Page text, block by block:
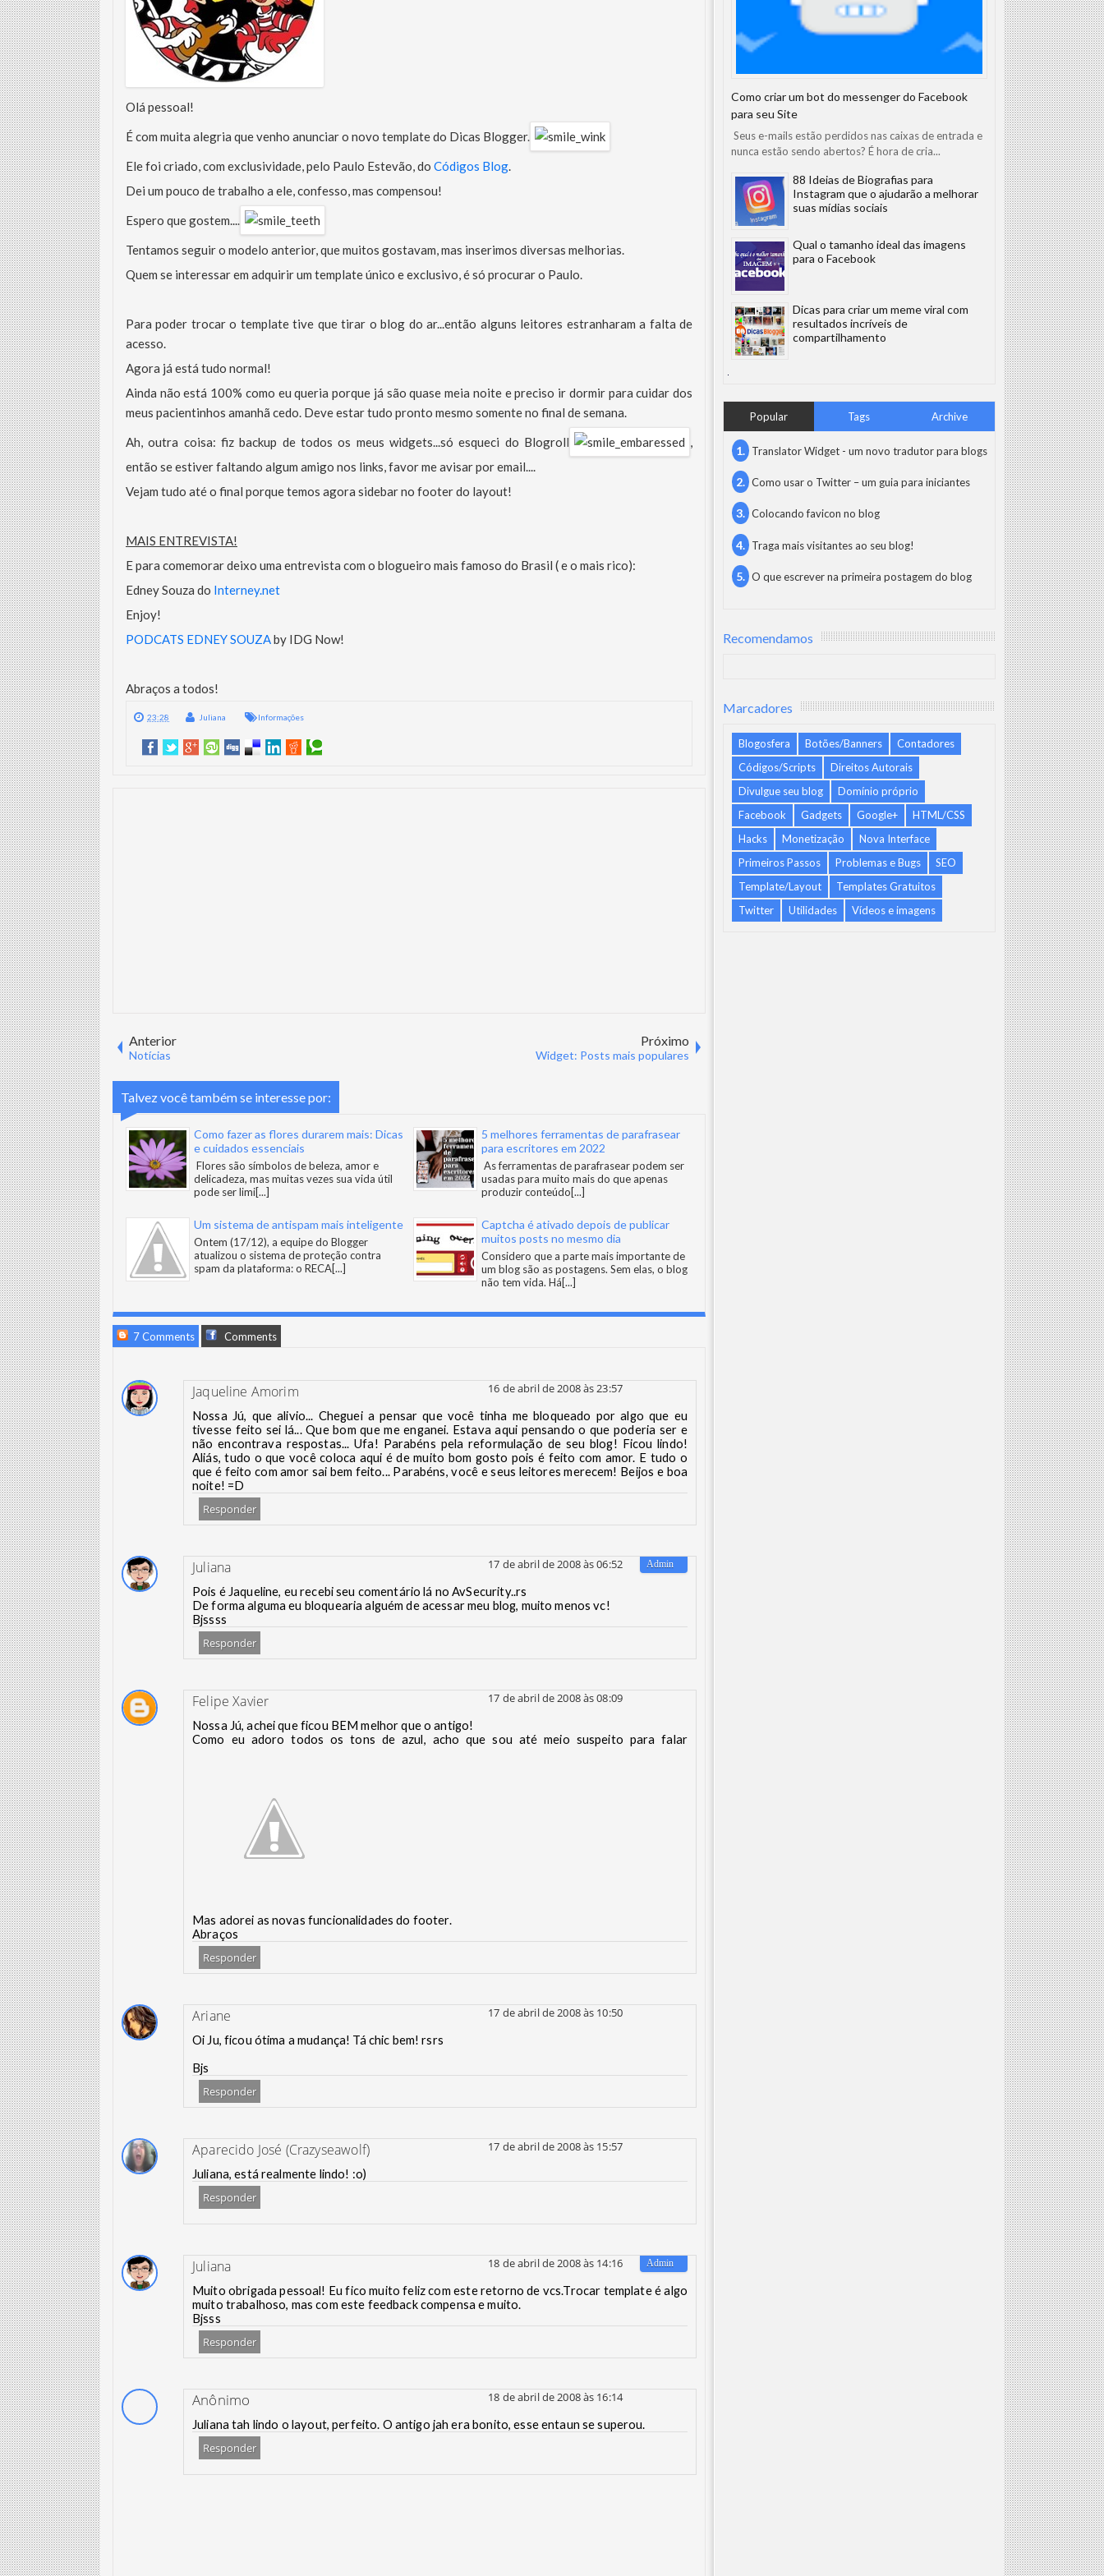
Olá pessoal!
É com muita alegria que venho anunciar o novo template do Dicas Blogger.
Ele foi criado, com exclusividade, pelo Paulo Estevão, do Códigos Blog.
Dei um pouco de trabalho a ele, confesso, mas compensou!
Espero que gostem....
Tentamos seguir o modelo anterior, que muitos gostavam, mas inserimos diversas melhorias.
Quem se interessar em adquirir um template único e exclusivo, é só procurar o Paulo.
Para poder trocar o template tive que tirar o blog do ar...então alguns leitores estranharam a falta de
acesso.
Agora já está tudo normal!
Ainda não está 100% como eu queria porque já são quase meia noite e preciso ir dormir para cuidar dos
meus pacientinhos amanhã cedo. Deve estar tudo pronto mesmo somente no final de semana.
Ah, outra coisa: fiz backup de todos os meus widgets...só esqueci do Blogroll
,
então se estiver faltando algum amigo nos links, favor me avisar por email....
Vejam tudo até o final porque temos agora sidebar no footer do layout!
MAIS ENTREVISTA!
E para comemorar deixo uma entrevista com o blogueiro mais famoso do Brasil ( e o mais rico):
Edney Souza do Interney.net
Enjoy!
PODCATS EDNEY SOUZAby IDG Now!
Abraços a todos!
23:28 Juliana Informações
Anterior
Notícias
Próximo
Widget: Posts mais populares
Talvez você também se interesse por:
Como fazer as flores durarem mais: Dicas
e cuidados essenciais
Flores são símbolos de beleza, amor e
delicadeza, mas muitas vezes sua vida útil
pode ser limi[...]
5 melhores ferramentas de parafrasear
para escritores em 2022
As ferramentas de parafrasear podem ser
usadas para muito mais do que apenas
produzir conteúdo[...]
Um sistema de antispam mais inteligente
Ontem (17/12), a equipe do Blogger
atualizou o sistema de proteção contra
spam da plataforma: o RECA[...]
Captcha é ativado depois de publicar
muitos posts no mesmo dia
Considero que a parte mais importante de
um blog são as postagens. Sem elas, o blog
não tem vida. Há[...]
7 Comments Comments
Jaqueline Amorim 16 de abril de 2008 às 23:57
Nossa Jú, que alivio... Cheguei a pensar que você tinha me bloqueado por algo que eu
tivesse feito sei lá... Que bom que me enganei. Estava aqui pensando o que poderia ser e
não encontrava respostas... Ufa! Parabéns pela reformulação de seu blog! Ficou lindo!
Aliás, tudo o que você coloca aqui é de muito bom gosto pois é feito com amor. E tudo o
que é feito com amor sai bem feito... Parabéns, você e seus leitores merecem! Beijos e boa
noite! =D
Responder
Juliana 17 de abril de 2008 às 06:52
Pois é Jaqueline, eu recebi seu comentário lá no AvSecurity..rs
De forma alguma eu bloquearia alguém de acessar meu blog, muito menos vc!
Bjssss
Responder
Felipe Xavier 17 de abril de 2008 às 08:09
Nossa Jú, achei que ficou BEM melhor que o antigo!
Como eu adoro todos os tons de azul, acho que sou até meio suspeito para falar
Mas adorei as novas funcionalidades do footer.
Abraços
Responder
Ariane 17 de abril de 2008 às 10:50
Oi Ju, ficou ótima a mudança! Tá chic bem! rsrs
Bjs
Responder
Aparecido José (Crazyseawolf) 17 de abril de 2008 às 15:57
Juliana, está realmente lindo! :o)
Responder
Juliana 18 de abril de 2008 às 14:16
Muito obrigada pessoal! Eu fico muito feliz com este retorno de vcs.Trocar template é algo
muito trabalhoso, mas com este feedback compensa e muito.
Bjsss
Responder
Anônimo 18 de abril de 2008 às 16:14
Juliana tah lindo o layout, perfeito. O antigo jah era bonito, esse entaun se superou.
Responder
Como criar um bot do messenger do Facebook
para seu Site
Seus e-mails estão perdidos nas caixas de entrada e
nunca estão sendo abertos? É hora de cria...
88 Ideias de Biografias para
Instagram que o ajudarão a melhorar
suas mídias sociais
Qual o tamanho ideal das imagens
para o Facebook
Dicas para criar um meme viral com
resultados incríveis de
compartilhamento
Popular Tags Archive
Translator Widget - um novo tradutor para blogs
Como usar o Twitter – um guia para iniciantes
Colocando favicon no blog
Traga mais visitantes ao seu blog!
O que escrever na primeira postagem do blog
Recomendamos
Marcadores
Blogosfera Botões/Banners
Contadores
Códigos/Scripts
Direitos Autorais
Divulgue seu blog
Domínio próprio
Facebook
Gadgets Google+
HTML/CSS
Hacks
Monetização
Nova Interface
Primeiros Passos
Problemas e Bugs
SEO
Template/Layout
Templates Gratuitos
Twitter
Utilidades Vídeos e imagens